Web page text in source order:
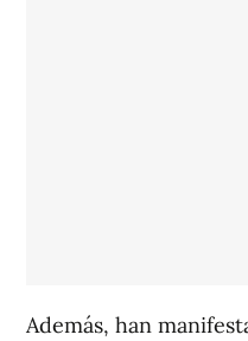
Además, han